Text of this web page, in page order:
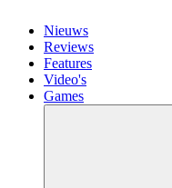
Nieuws
Reviews
Features
Video's
Games